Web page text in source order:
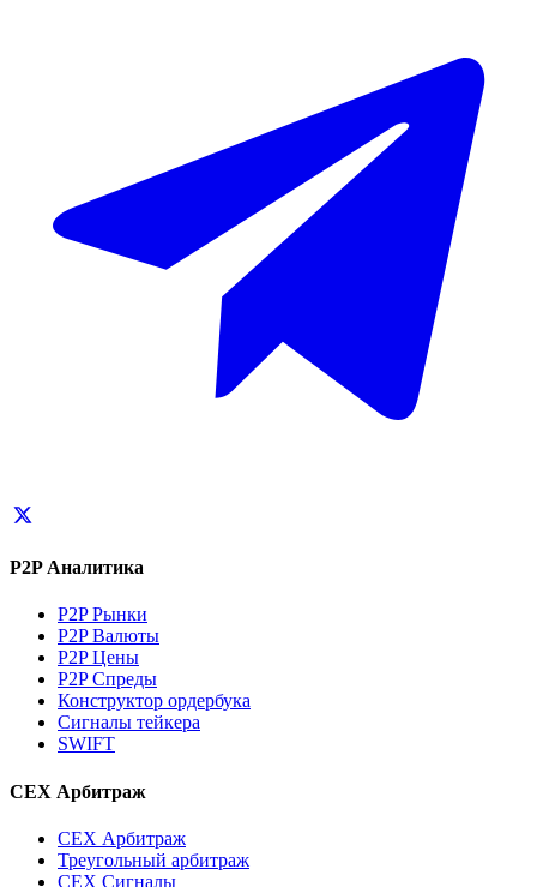
P2P Аналитика
P2P Рынки
P2P Валюты
P2P Цены
P2P Спреды
Конструктор ордербука
Сигналы тейкера
SWIFT
CEX Арбитраж
CEX Арбитраж
Треугольный арбитраж
CEX Сигналы